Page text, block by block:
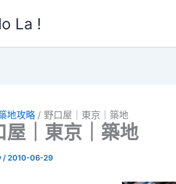
La !
地攻略 野口屋｜東京｜築地
屋｜東京｜築地
/ 2010-06-29